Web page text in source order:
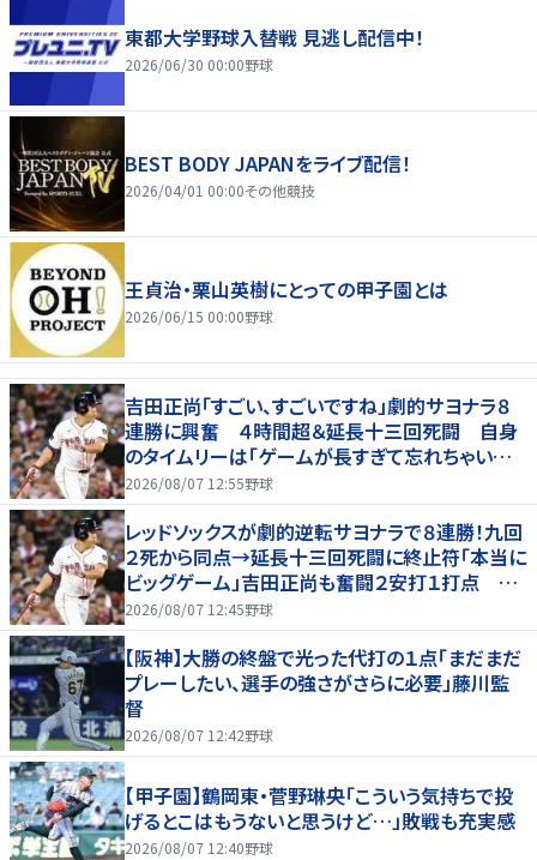
東都大学野球入替戦 見逃し配信中！
2026/06/30 00:00野球
BEST BODY JAPANをライブ配信！
2026/04/01 00:00その他競技
王貞治・栗山英樹にとっての甲子園とは
2026/06/15 00:00野球
吉田正尚「すごい、すごいですね」劇的サヨナラ８
連勝に興奮 ４時間超＆延長十三回死闘 自身
のタイムリーは「ゲームが長すぎて忘れちゃいまし
た」
2026/08/07 12:55野球
レッドソックスが劇的逆転サヨナラで８連勝！九回
２死から同点→延長十三回死闘に終止符「本当に
ビッグゲーム」吉田正尚も奮闘２安打１打点 靴
下対決で驚異のスイープ
2026/08/07 12:45野球
【阪神】大勝の終盤で光った代打の１点「まだまだ
プレーしたい、選手の強さがさらに必要」藤川監
督
2026/08/07 12:42野球
【甲子園】鶴岡東・菅野琳央「こういう気持ちで投
げるとこはもうないと思うけど…」敗戦も充実感
2026/08/07 12:40野球